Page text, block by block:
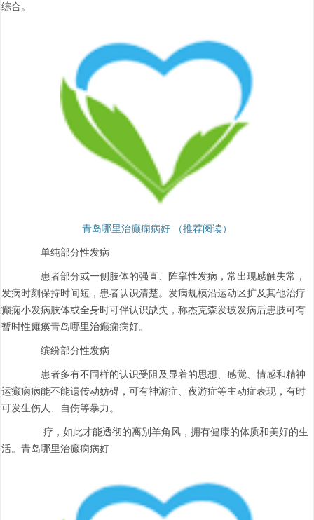
综合。
青岛哪里治癫痫病好 （推荐阅读）
单纯部分性发病
患者部分或一侧肢体的强直、阵挛性发病，常出现感触失常，
发病时刻保持时间短，患者认识清楚。发病规模沿运动区扩及其他治疗
癫痫小发病肢体或全身时可伴认识缺失，称杰克森发玻发病后患肢可有
暂时性瘫痪青岛哪里治癫痫病好。
缤纷部分性发病
患者多有不同样的认识受阻及显着的思想、感觉、情感和精神
运癫痫病能不能遗传动妨碍，可有神游症、夜游症等主动症表现，有时
可发生伤人、自伤等暴力。
疗，如此才能透彻的离别羊角风，拥有健康的体质和美好的生
活。青岛哪里治癫痫病好